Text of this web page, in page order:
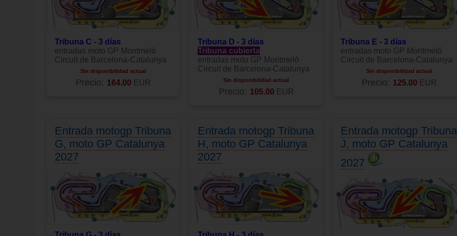
Tribuna C - 3 días
entradas moto GP Montmeló
Circuit de Barcelona-Catalunya
Sin disponibilidad actual
Precio: 164.00 EUR
Tribuna D - 3 días
Tribuna cubierta
entradas moto GP Montmeló
Circuit de Barcelona-Catalunya
Sin disponibilidad actual
Precio: 105.00 EUR
Tribuna E - 3 días
entradas moto GP Montmeló
Circuit de Barcelona-Catalunya
Sin disponibilidad actual
Precio: 125.00 EUR
Entrada motogp Tribuna
G, moto GP Catalunya
2027
Entrada motogp Tribuna
H, moto GP Catalunya
2027
Entrada motogp Tribuna
J, moto GP Catalunya
2027